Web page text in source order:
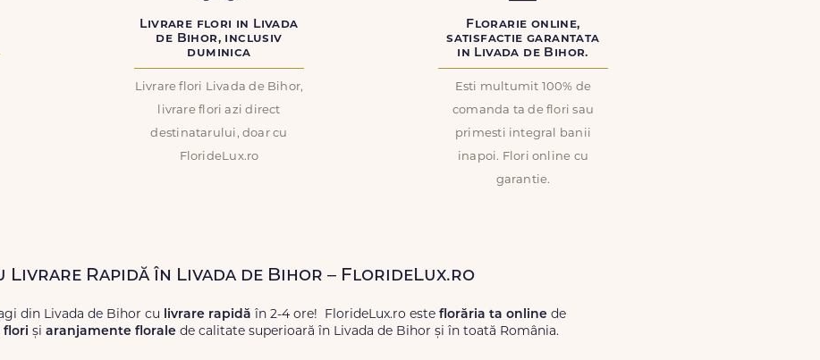
Livrare flori in Livada
de Bihor, inclusiv
duminica
Livrare flori Livada de Bihor,
livrare flori azi direct
destinatarului, doar cu
FlorideLux.ro
Florarie online,
satisfactie garantata
in Livada de Bihor.
Esti multumit 100% de
comanda ta de flori sau
primesti integral banii
inapoi. Flori online cu
garantie.
Rapidă în Livada de Bihor – FlorideLux.ro
din Livada de Bihor cu livrare rapidă în 2-4 ore! FlorideLux.ro este florăria ta online de
flori și aranjamente florale de calitate superioară în Livada de Bihor și în toată România.